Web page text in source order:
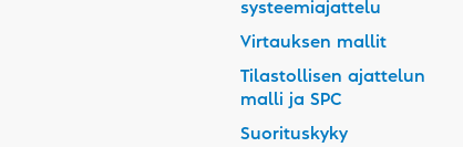
systeemiajattelu
Virtauksen mallit
Tilastollisen ajattelun
malli ja SPC
Suorituskyky